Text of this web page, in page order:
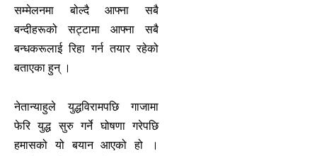
सम्मेलनमा बोल्दै आफ्ना सबै
बन्दीहरूको सट्टामा आफ्ना सबै
बन्धकरूलाई रिहा गर्न तयार रहेको
बताएका हुन् ।
नेतान्याहुले युद्धविरामपछि गाजामा
फेरि युद्ध सुरु गर्ने घोषणा गरेपछि
हमासको यो बयान आएको हो ।